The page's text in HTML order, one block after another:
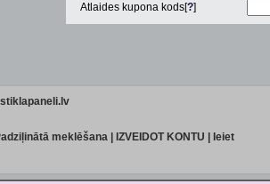
Atlaides kupona kods[?]
meklēšana| IZVEIDOT KONTU Ieiet